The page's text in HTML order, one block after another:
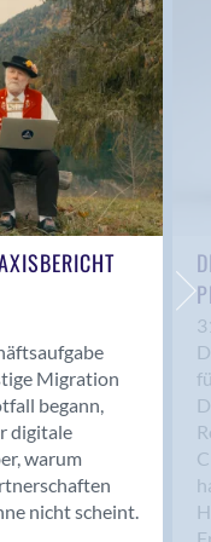
Migration
begann,
digitale
warum
nicht scheint.